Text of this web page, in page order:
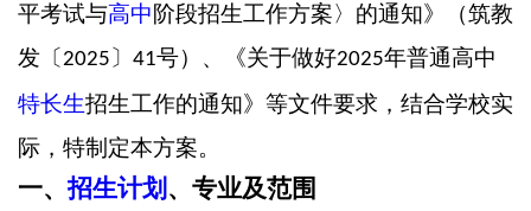
平考试与高中阶段招生工作方案〉的通知》（筑教
发〔 2025 〕 41号）、《关于做好2025年普通高中
特长生招生工作的通知》等文件要求，结合学校实
际，特制定本方案。
一、招生计划 、专业及范围